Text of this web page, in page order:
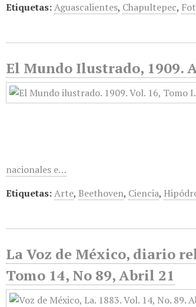
Etiquetas:Aguascalientes, Chapultepec,
El Mundo Ilustrado, 1909.
nacionales e…
Etiquetas:Arte, Beethoven, Ciencia,
La Voz de México, diario
Tomo 14, No 89, Abril 21